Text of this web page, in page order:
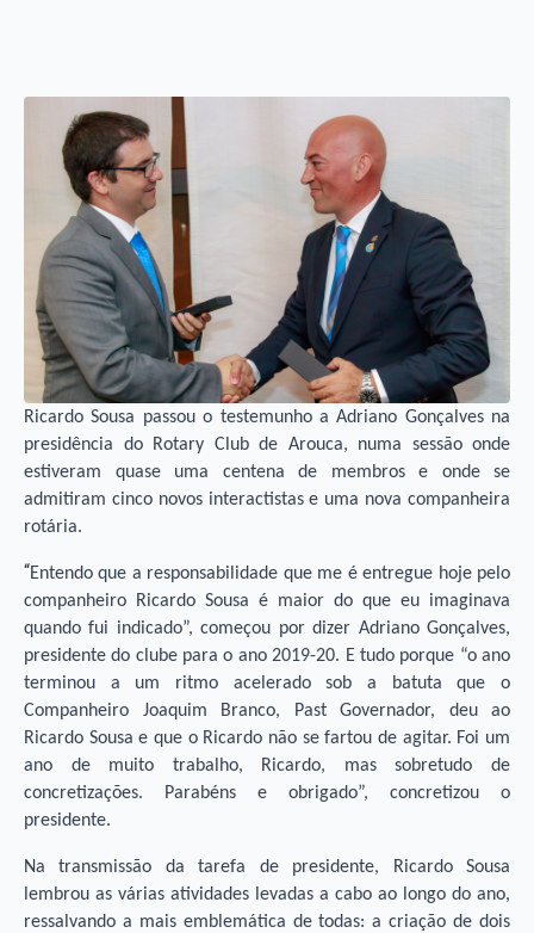
Ricardo Sousa passou o testemunho a Adriano Gonçalves na
presidência do Rotary Club de Arouca, numa sessão onde
estiveram quase uma centena de membros e onde se
admitiram cinco novos interactistas e uma nova companheira
rotária.
“Entendo que a responsabilidade que me é entregue hoje pelo
companheiro Ricardo Sousa é maior do que eu imaginava
quando fui indicado”, começou por dizer Adriano Gonçalves,
presidente do clube para o ano 2019-20. E tudo porque “o ano
terminou a um ritmo acelerado sob a batuta que o
Companheiro Joaquim Branco, Past Governador, deu ao
Ricardo Sousa e que o Ricardo não se fartou de agitar. Foi um
ano de muito trabalho, Ricardo, mas sobretudo de
concretizações. Parabéns e obrigado”, concretizou o
presidente.
Na transmissão da tarefa de presidente, Ricardo Sousa
lembrou as várias atividades levadas a cabo ao longo do ano,
ressalvando a mais emblemática de todas: a criação de dois